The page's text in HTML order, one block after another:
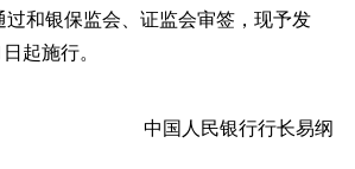
和银保监会、证监会审签，现予发
起施行。
中国人民银行行长易纲